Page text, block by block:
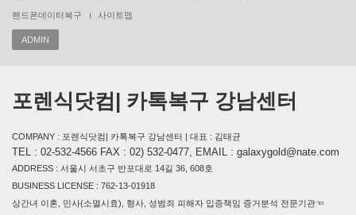
핸드폰데이터복구 사이트맵
ADMIN
포렌식닷컴| 카톡복구 강남센터
COMPANY : 포렌식닷컴| 카톡복구 강남센터 | 대표 : 김태균
TEL : 02-532-4566 FAX : 02) 532-0477, EMAIL : galaxygold@nate.com
ADDRESS : 서울시 서초구 반포대로 14길 36, 608호
BUSINESS LICENSE : 762-13-01918
상간녀 이혼, 민사(소멸시효), 형사, 성범죄 피해자 입증책임 증거분석 전문기관☜